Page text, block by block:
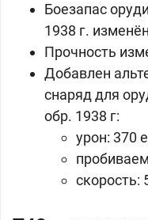
Боезапас
1938 г.
Прочность
Добавлен
снаряд для
обр. 1938 г:
урон: 370
скорость: